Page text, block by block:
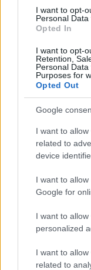
I want to opt-
Personal Data
Opted In
I want to opt-
Retention,
Personal
Purposes for
Opted Out
Google
I want to
related to
device
I want to
Google for
I want to
personalized
I want to
related to
Real e cripto: